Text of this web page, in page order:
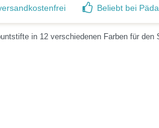
Beliebt bei
in 12 verschiedenen Farben für den